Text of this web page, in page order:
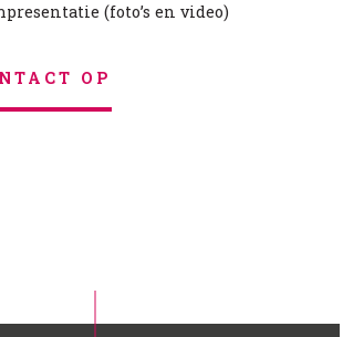
(foto’s en video)
OP